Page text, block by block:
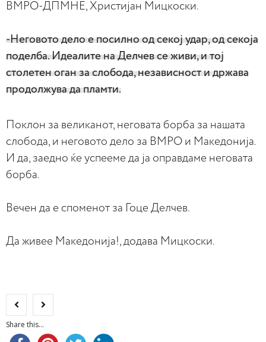
ВМРО-ДПМНЕ, Христијан Мицкоски.
-Неговото дело е посилно од секој удар, од секоја
поделба. Идеалите на Делчев се живи, и тој
столетен оган за слобода, независност и држава
продолжува да пламти.
Поклон за великанот, неговата борба за нашата
слобода, и неговото дело за ВМРО и Македонија.
И да, заедно ќе успееме да ја оправдаме неговата
борба.
Вечен да е споменот за Гоце Делчев.
Да живее Македонија!, додава Мицкоски.
Share this...